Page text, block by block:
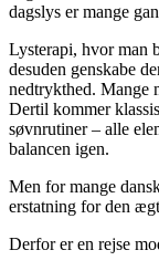
dagslys er mange
Lysterapi, hvor man
desuden genskabe
nedtrykthed. Mange
Dertil kommer
søvnrutiner – alle
balancen igen.
Men for mange
erstatning for den
Derfor er en rejse